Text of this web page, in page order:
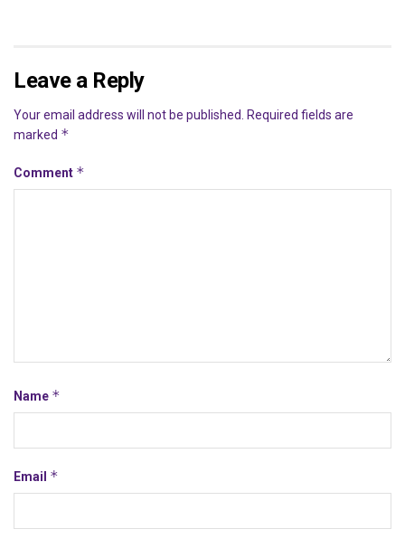
Leave a Reply
Your email address will not be published. Required fields are
marked *
Comment *
Name *
Email *